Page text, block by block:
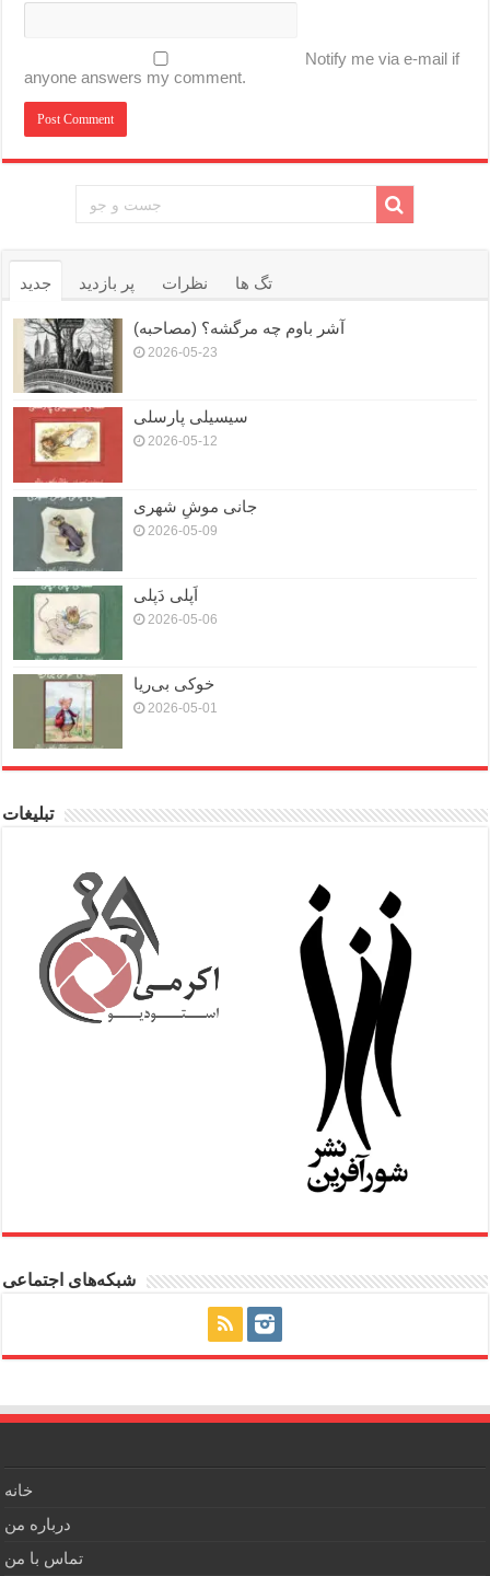
Notify me via e-mail if
anyone answers my comment.
جدید پر بازدید نظرات تگ ها
آشر باوم چه مرگشه؟ (مصاحبه)
2026-05-23
سیسیلی پارسلی
2026-05-12
جانی موشِ شهری
2026-05-09
اَپلی دَپلی
2026-05-06
خوکی بی‌ریا
2026-05-01
تبلیغات
شبکه‌های اجتماعی
خانه
درباره من
تماس با من